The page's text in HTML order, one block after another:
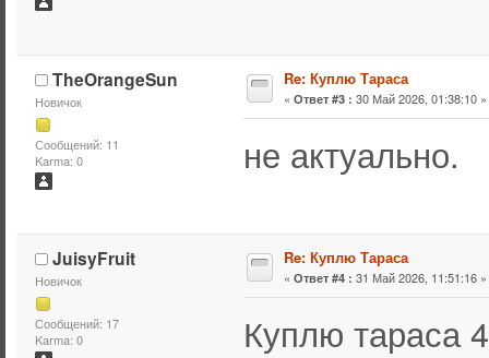
TheOrangeSun
Новичок
Сообщений: 11
Karma: 0
Re: Куплю Тараса
« Ответ #3 : 30 Май 2026, 01:38:10 »
не актуально.
JuisyFruit
Новичок
Сообщений: 17
Karma: 0
Re: Куплю Тараса
« Ответ #4 : 31 Май 2026, 11:51:16 »
Куплю тараса